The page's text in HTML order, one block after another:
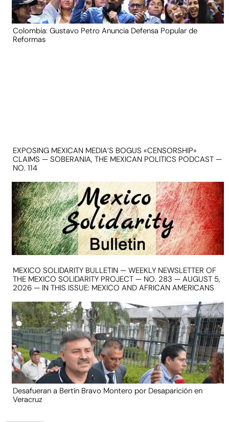
Colombia: Gustavo Petro Anuncia Defensa Popular de
Reformas
EXPOSING MEXICAN MEDIA’S BOGUS «CENSORSHIP»
CLAIMS — SOBERANIA, THE MEXICAN POLITICS PODCAST —
NO. 114
MEXICO SOLIDARITY BULLETIN — WEEKLY NEWSLETTER OF
THE MEXICO SOLIDARITY PROJECT — NO. 283 — AUGUST 5,
2026 — IN THIS ISSUE: MEXICO AND AFRICAN AMERICANS
Desafueran a Bertín Bravo Montero por Desaparición en
Veracruz